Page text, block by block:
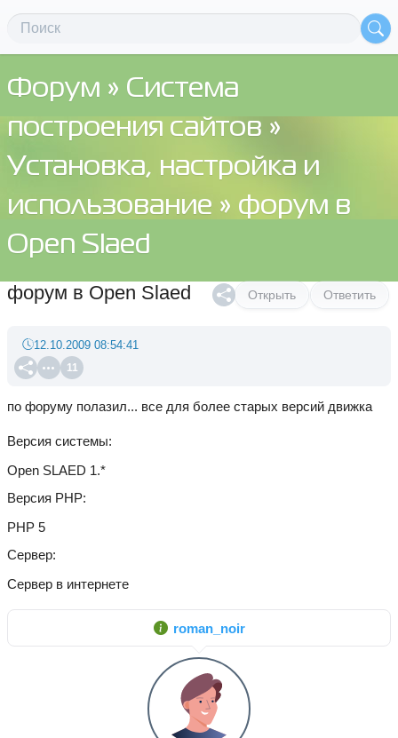
Форум » Система
построения сайтов »
Установка, настройка и
использование » форум в
Open Slaed
Открыть Ответить
форум в Open Slaed
11
12.10.2009 08:54:41
по форуму полазил... все для более старых версий движка
Версия системы
Open SLAED 1.*
Версия PHP
PHP 5
Сервер
Сервер в интернете
roman_noir